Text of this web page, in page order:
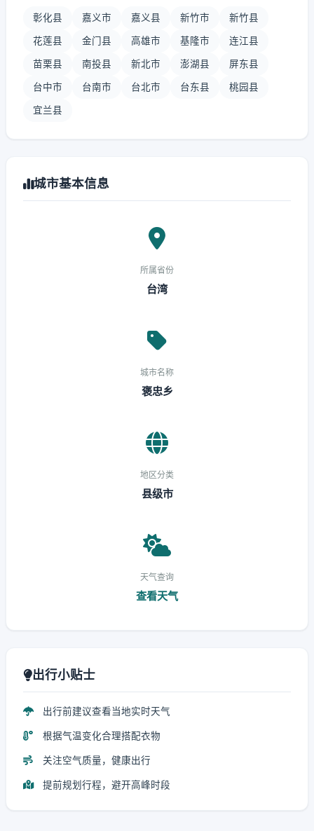
彰化县 嘉义市 嘉义县 新竹市 新竹县
花莲县 金门县 高雄市 基隆市 连江县
苗栗县 南投县 新北市 澎湖县 屏东县
台中市 台南市 台北市 台东县 桃园县
宜兰县
城市基本信息
所属省份
台湾
城市名称
褒忠乡
地区分类
县级市
天气查询
查看天气
出行小贴士
出行前建议查看当地实时天气
根据气温变化合理搭配衣物
关注空气质量，健康出行
提前规划行程，避开高峰时段